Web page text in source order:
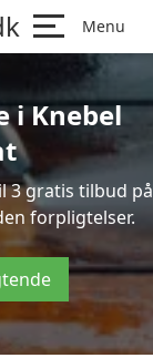
Menu
i Knebel
3 gratis tilbud på
forpligtelser.